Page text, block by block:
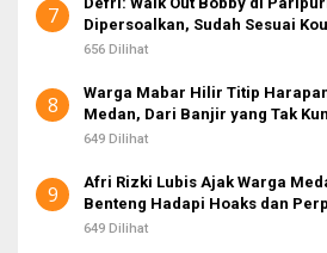
7
Dipersoalkan, Sudah Sesuai
656 Dilihat
8
Warga Mabar Hilir Titip Harapan
Medan, Dari Banjir yang Tak
Layanan IKD
649 Dilihat
9
Afri Rizki Lubis Ajak Warga
Benteng Hadapi Hoaks dan
649 Dilihat